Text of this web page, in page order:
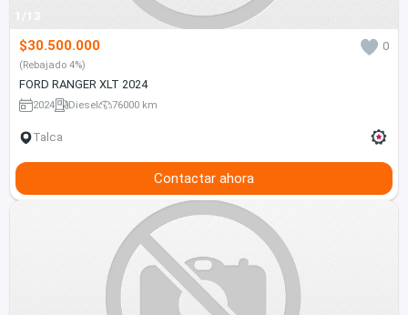
1/13
$30.500.000 0
(Rebajado 4%)
FORD RANGER XLT 2024
2024 Diesel 76000 km
Talca
Contactar ahora